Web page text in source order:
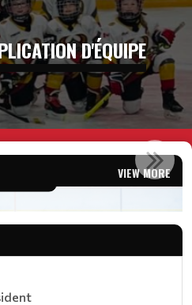
D'ÉQUIPE
VIEW MORE
/ AGM 2026